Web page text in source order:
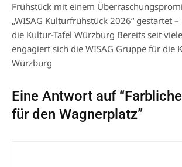
Frühstück mit einem
„WISAG Kulturfrühstück 2026“ gestartet
die Kultur-Tafel Würzburg Bereits seit
engagiert sich die WISAG Gruppe für die
Würzburg
Eine Antwort auf “
für den Wagnerplatz”